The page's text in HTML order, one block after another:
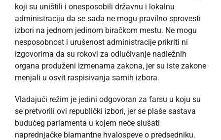
koji su uništili i onesposobili državnu i lokalnu
administraciju da se sada ne mogu pravilno sprovesti
izbori na jednom jedinom biračkom mestu. Ne mogu
nesposobnost i urušenost administracije prikriti ni
izgovorima da su rokovi za odlučivanje nadležnih
organa produženi izmenama zakona, jer su iste zakone
menjali u osvit raspisivanja samih izbora.
Vladajući režim je jedini odgovoran za farsu u koju su
se pretvorili ovi republički izbori, jer se plaše sastava
budućeg parlamenta u kojem neće slušati
naprednjačke blamantne hvalospeve o predsedniku.